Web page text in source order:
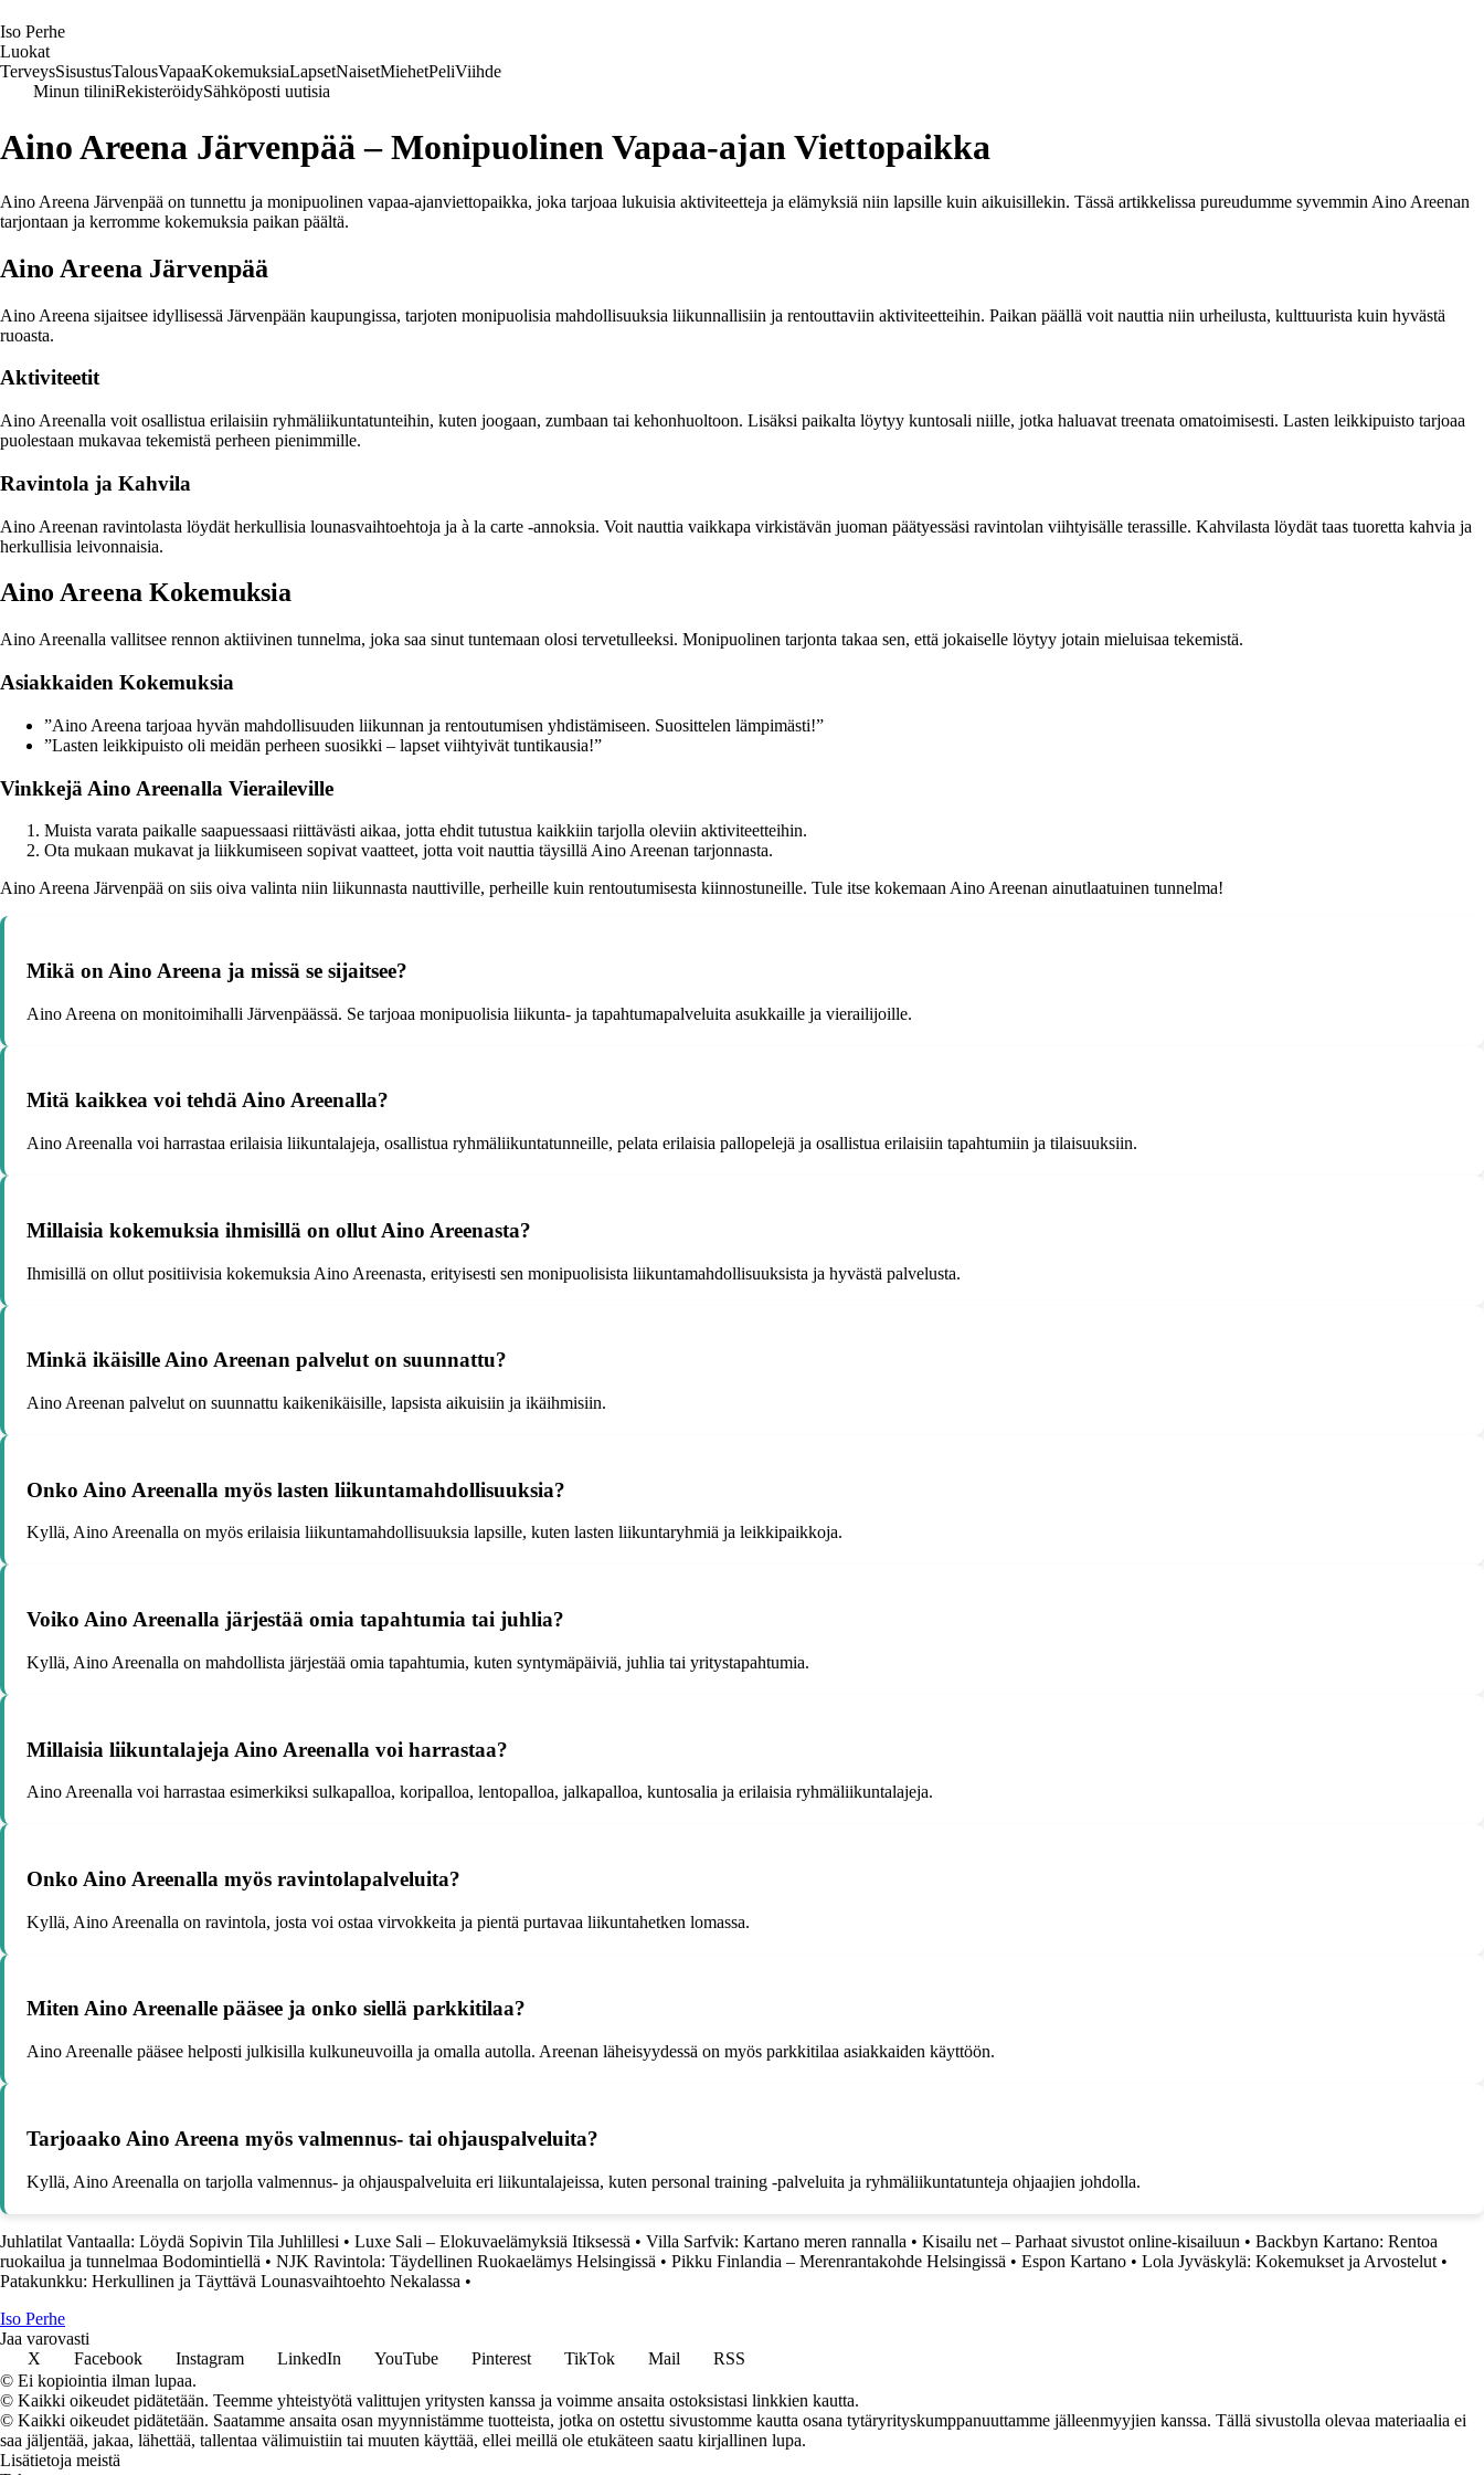
Iso Perhe
Luokat
TerveysSisustusTalousVapaaKokemuksiaLapsetNaisetMiehetPeliViihde
Minun tiliniRekisteröidySähköposti uutisia
Aino Areena Järvenpää – Monipuolinen Vapaa-ajan Viettopaikka
Aino Areena Järvenpää on tunnettu ja monipuolinen vapaa-ajanviettopaikka, joka tarjoaa lukuisia aktiviteetteja ja elämyksiä niin lapsille kuin aikuisillekin. Tässä artikkelissa pureudumme syvemmin Aino Areenan
tarjontaan ja kerromme kokemuksia paikan päältä.
Aino Areena Järvenpää
Aino Areena sijaitsee idyllisessä Järvenpään kaupungissa, tarjoten monipuolisia mahdollisuuksia liikunnallisiin ja rentouttaviin aktiviteetteihin. Paikan päällä voit nauttia niin urheilusta, kulttuurista kuin hyvästä
ruoasta.
Aktiviteetit
Aino Areenalla voit osallistua erilaisiin ryhmäliikuntatunteihin, kuten joogaan, zumbaan tai kehonhuoltoon. Lisäksi paikalta löytyy kuntosali niille, jotka haluavat treenata omatoimisesti. Lasten leikkipuisto tarjoaa
puolestaan mukavaa tekemistä perheen pienimmille.
Ravintola ja Kahvila
Aino Areenan ravintolasta löydät herkullisia lounasvaihtoehtoja ja à la carte -annoksia. Voit nauttia vaikkapa virkistävän juoman päätyessäsi ravintolan viihtyisälle terassille. Kahvilasta löydät taas tuoretta kahvia ja
herkullisia leivonnaisia.
Aino Areena Kokemuksia
Aino Areenalla vallitsee rennon aktiivinen tunnelma, joka saa sinut tuntemaan olosi tervetulleeksi. Monipuolinen tarjonta takaa sen, että jokaiselle löytyy jotain mieluisaa tekemistä.
Asiakkaiden Kokemuksia
”Aino Areena tarjoaa hyvän mahdollisuuden liikunnan ja rentoutumisen yhdistämiseen. Suosittelen lämpimästi!”
”Lasten leikkipuisto oli meidän perheen suosikki – lapset viihtyivät tuntikausia!”
Vinkkejä Aino Areenalla Vieraileville
Muista varata paikalle saapuessaasi riittävästi aikaa, jotta ehdit tutustua kaikkiin tarjolla oleviin aktiviteetteihin.
Ota mukaan mukavat ja liikkumiseen sopivat vaatteet, jotta voit nauttia täysillä Aino Areenan tarjonnasta.
Aino Areena Järvenpää on siis oiva valinta niin liikunnasta nauttiville, perheille kuin rentoutumisesta kiinnostuneille. Tule itse kokemaan Aino Areenan ainutlaatuinen tunnelma!
Mikä on Aino Areena ja missä se sijaitsee?
Aino Areena on monitoimihalli Järvenpäässä. Se tarjoaa monipuolisia liikunta- ja tapahtumapalveluita asukkaille ja vierailijoille.
Mitä kaikkea voi tehdä Aino Areenalla?
Aino Areenalla voi harrastaa erilaisia liikuntalajeja, osallistua ryhmäliikuntatunneille, pelata erilaisia pallopelejä ja osallistua erilaisiin tapahtumiin ja tilaisuuksiin.
Millaisia kokemuksia ihmisillä on ollut Aino Areenasta?
Ihmisillä on ollut positiivisia kokemuksia Aino Areenasta, erityisesti sen monipuolisista liikuntamahdollisuuksista ja hyvästä palvelusta.
Minkä ikäisille Aino Areenan palvelut on suunnattu?
Aino Areenan palvelut on suunnattu kaikenikäisille, lapsista aikuisiin ja ikäihmisiin.
Onko Aino Areenalla myös lasten liikuntamahdollisuuksia?
Kyllä, Aino Areenalla on myös erilaisia liikuntamahdollisuuksia lapsille, kuten lasten liikuntaryhmiä ja leikkipaikkoja.
Voiko Aino Areenalla järjestää omia tapahtumia tai juhlia?
Kyllä, Aino Areenalla on mahdollista järjestää omia tapahtumia, kuten syntymäpäiviä, juhlia tai yritystapahtumia.
Millaisia liikuntalajeja Aino Areenalla voi harrastaa?
Aino Areenalla voi harrastaa esimerkiksi sulkapalloa, koripalloa, lentopalloa, jalkapalloa, kuntosalia ja erilaisia ryhmäliikuntalajeja.
Onko Aino Areenalla myös ravintolapalveluita?
Kyllä, Aino Areenalla on ravintola, josta voi ostaa virvokkeita ja pientä purtavaa liikuntahetken lomassa.
Miten Aino Areenalle pääsee ja onko siellä parkkitilaa?
Aino Areenalle pääsee helposti julkisilla kulkuneuvoilla ja omalla autolla. Areenan läheisyydessä on myös parkkitilaa asiakkaiden käyttöön.
Tarjoaako Aino Areena myös valmennus- tai ohjauspalveluita?
Kyllä, Aino Areenalla on tarjolla valmennus- ja ohjauspalveluita eri liikuntalajeissa, kuten personal training -palveluita ja ryhmäliikuntatunteja ohjaajien johdolla.
Juhlatilat Vantaalla: Löydä Sopivin Tila Juhlillesi • Luxe Sali – Elokuvaelämyksiä Itiksessä • Villa Sarfvik: Kartano meren rannalla • Kisailu net – Parhaat sivustot online-kisailuun • Backbyn Kartano: Rentoa
ruokailua ja tunnelmaa Bodomintiellä • NJK Ravintola: Täydellinen Ruokaelämys Helsingissä • Pikku Finlandia – Merenrantakohde Helsingissä • Espon Kartano • Lola Jyväskylä: Kokemukset ja Arvostelut •
Patakunkku: Herkullinen ja Täyttävä Lounasvaihtoehto Nekalassa •
Iso Perhe
Jaa varovasti
X
Facebook Instagram LinkedIn YouTube Pinterest TikTok Mail
RSS
© Ei kopiointia ilman lupaa.
© Kaikki oikeudet pidätetään. Teemme yhteistyötä valittujen yritysten kanssa ja voimme ansaita ostoksistasi linkkien kautta.
© Kaikki oikeudet pidätetään. Saatamme ansaita osan myynnistämme tuotteista, jotka on ostettu sivustomme kautta osana tytäryrityskumppanuuttamme jälleenmyyjien kanssa. Tällä sivustolla olevaa materiaalia ei
saa jäljentää, jakaa, lähettää, tallentaa välimuistiin tai muuten käyttää, ellei meillä ole etukäteen saatu kirjallinen lupa.
Lisätietoja meistä